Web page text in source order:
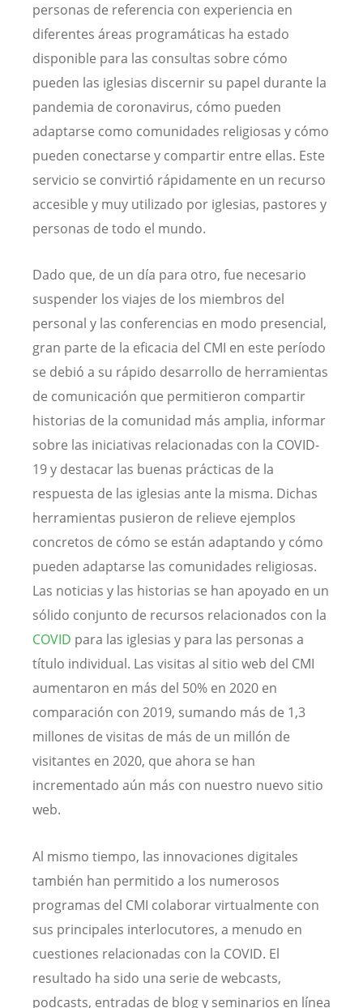
personas de referencia con experiencia en
diferentes áreas programáticas ha estado
disponible para las consultas sobre cómo
pueden las iglesias discernir su papel durante la
pandemia de coronavirus, cómo pueden
adaptarse como comunidades religiosas y cómo
pueden conectarse y compartir entre ellas. Este
servicio se convirtió rápidamente en un recurso
accesible y muy utilizado por iglesias, pastores y
personas de todo el mundo.
Dado que, de un día para otro, fue necesario
suspender los viajes de los miembros del
personal y las conferencias en modo presencial,
gran parte de la eficacia del CMI en este período
se debió a su rápido desarrollo de herramientas
de comunicación que permitieron compartir
historias de la comunidad más amplia, informar
sobre las iniciativas relacionadas con la COVID-
19 y destacar las buenas prácticas de la
respuesta de las iglesias ante la misma. Dichas
herramientas pusieron de relieve ejemplos
concretos de cómo se están adaptando y cómo
pueden adaptarse las comunidades religiosas.
Las noticias y las historias se han apoyado en un
sólido conjunto de recursos relacionados con la
COVID para las iglesias y para las personas a
título individual. Las visitas al sitio web del CMI
aumentaron en más del 50% en 2020 en
comparación con 2019, sumando más de 1,3
millones de visitas de más de un millón de
visitantes en 2020, que ahora se han
incrementado aún más con nuestro nuevo sitio
web.
Al mismo tiempo, las innovaciones digitales
también han permitido a los numerosos
programas del CMI colaborar virtualmente con
sus principales interlocutores, a menudo en
cuestiones relacionadas con la COVID. El
resultado ha sido una serie de webcasts,
podcasts, entradas de blog y seminarios en línea